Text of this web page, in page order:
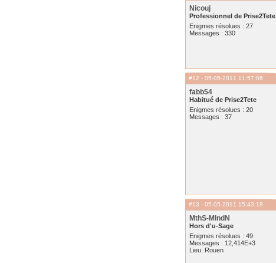
Nicouj
Professionnel de Prise2Tete
Enigmes résolues : 27
Messages : 330
#12 - 05-05-2011 11:57:06
fabb54
Habitué de Prise2Tete
Enigmes résolues : 20
Messages : 37
#13 - 05-05-2011 15:43:18
MthS-MlndN
Hors d'u-Sage
Enigmes résolues : 49
Messages : 12,414E+3
Lieu: Rouen